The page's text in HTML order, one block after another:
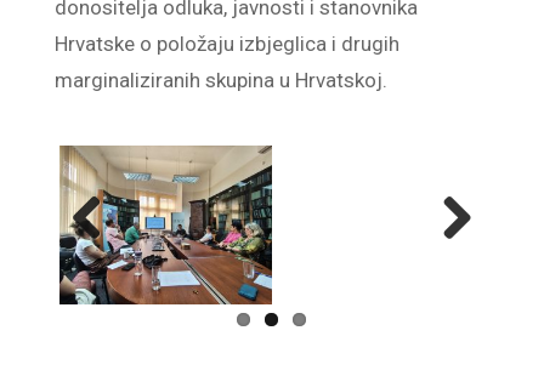
donositelja odluka, javnosti i stanovnika
Hrvatske o položaju izbjeglica i drugih
marginaliziranih skupina u Hrvatskoj.
Previ
ous